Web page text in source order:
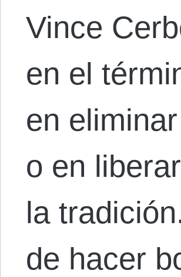
Vince
en el
en
o en
la
de hacer